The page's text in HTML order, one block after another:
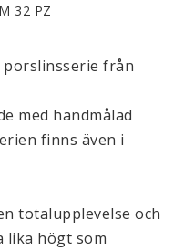
32 PZ
från
med handmålad
finns även i
totalupplevelse och
lika högt som